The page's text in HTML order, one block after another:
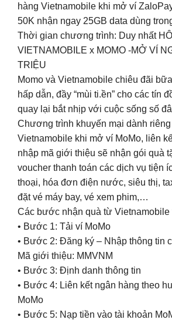
hàng Vietnamobile khi mở ví
50K nhận ngay 25GB data dùng
Thời gian chương trình: Duy nhất
VIETNAMOBILE x MOMO -MỞ VÍ
TRIỆU
Momo và Vietnamobile chiêu đãi
hấp dẫn, đầy “mùi ti.ền” cho các tín
quay lại bắt nhịp với cuộc sống số
Chương trình khuyến mại dành
Vietnamobile khi mở ví MoMo, liên
nhập mã giới thiệu sẽ nhận gói quà
voucher thanh toán các dịch vụ tiện
thoại, hóa đơn điện nước, siêu thị,
đặt vé máy bay, vé xem phim,…
Các bước nhận quà từ Vietnamobile
• Bước 1: Tải ví MoMo
• Bước 2: Đăng ký – Nhập thông tin
Mã giới thiệu: MMVNM
• Bước 3: Định danh thông tin
• Bước 4: Liên kết ngân hàng theo
MoMo
• Bước 5: Nạp tiền vào tài khoản